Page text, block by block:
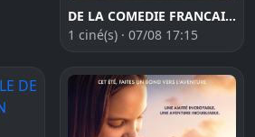
DE LA COMEDIE FRANCAISE
1 ciné(s) · 07/08 17:15